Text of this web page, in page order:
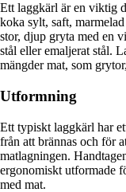
Ett laggkärl är en viktig
koka sylt, saft,
stor, djup gryta med en
stål eller emaljerat stål.
mängder mat, som
Utformning
Ett typiskt laggkärl har
från att brännas och för
matlagningen.
ergonomiskt utformade
med mat.